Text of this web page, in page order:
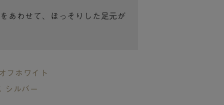
あわせて、ほっそりした足元が
フホワイト
シルバー